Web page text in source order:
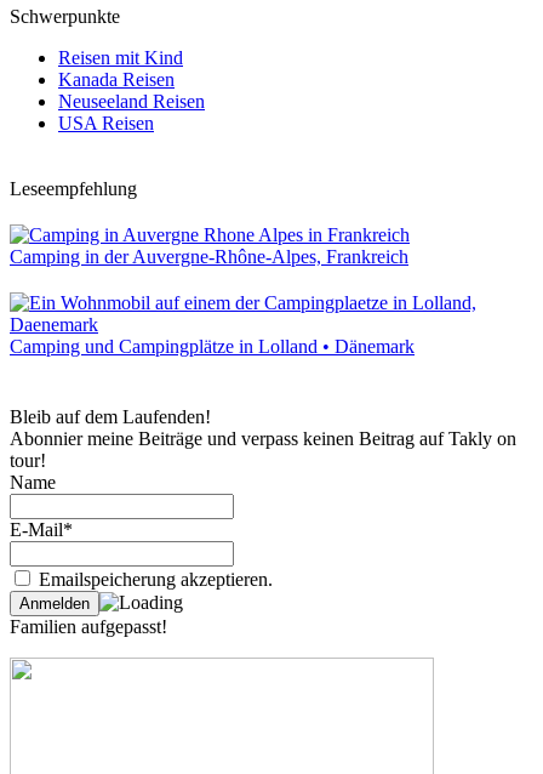
Schwerpunkte
Reisen mit Kind
Kanada Reisen
Neuseeland Reisen
USA Reisen
Leseempfehlung
Camping in der Auvergne-Rhône-Alpes, Frankreich
Camping und Campingplätze in Lolland • Dänemark
Bleib auf dem Laufenden!
Abonnier meine Beiträge und verpass keinen Beitrag auf Takly on
tour!
Name
E-Mail*
Emailspeicherung akzeptieren.
Familien aufgepasst!